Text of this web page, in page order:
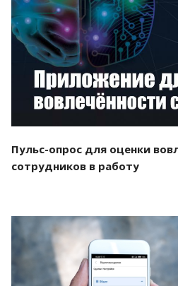
Смотреть
Пульс-опрос для оценки
сотрудников в работу